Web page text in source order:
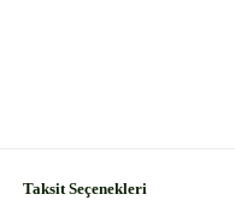
Taksit Seçenekleri